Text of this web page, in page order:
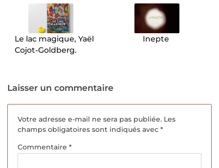
l’article
Le lac magique, Yaël
Cojot-Goldberg.
Inepte
Laisser un commentaire
Votre adresse e-mail ne sera pas publiée. Les
champs obligatoires sont indiqués avec *
Commentaire *